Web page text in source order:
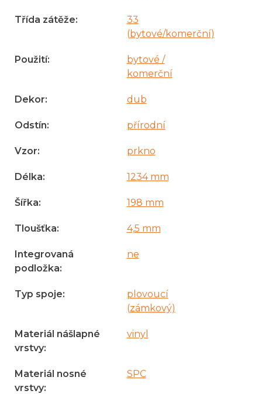
Třída zátěže:
33
(bytové/komerční)
Použití:
bytové /
komerční
Dekor: dub
Odstín: přírodní
Vzor: prkno
Délka: 1234 mm
Šířka: 198 mm
Tloušťka: 4,5 mm
Integrovaná
podložka:
ne
Typ spoje:
plovoucí
(zámkový)
Materiál nášlapné
vrstvy:
vinyl
Materiál nosné
vrstvy:
SPC